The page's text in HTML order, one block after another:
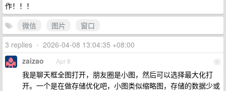
作！！！
微信
图片
窗口
3 replies • 2026-04-08 13:04:35 +08:00
1
zaizao Apr 8
我是聊天框全图打开，朋友圈是小图，然后可以选择最大化打
开。一个是在做存储优化吧，小图类似缩略图，存储的数据少或